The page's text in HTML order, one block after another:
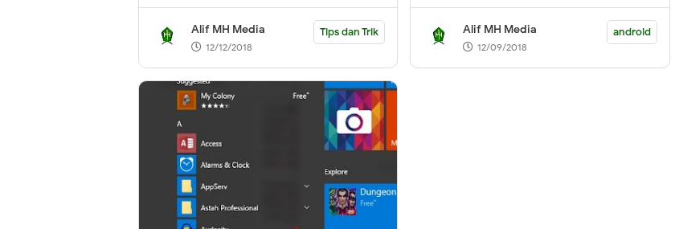
Alif MH Media
12/12/2018
Tips dan Trik Alif MH Media
12/09/2018
android